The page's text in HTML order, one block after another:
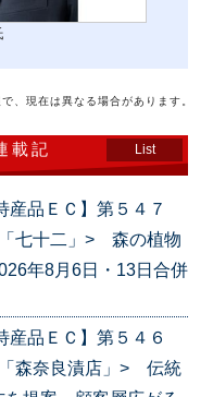
、現在は異なる場合があります。
載記
List
産品ＥＣ】第５４７
七十二」> 森の植物
年8月6日・13日合併
産品ＥＣ】第５４６
森奈良漬店」> 伝統